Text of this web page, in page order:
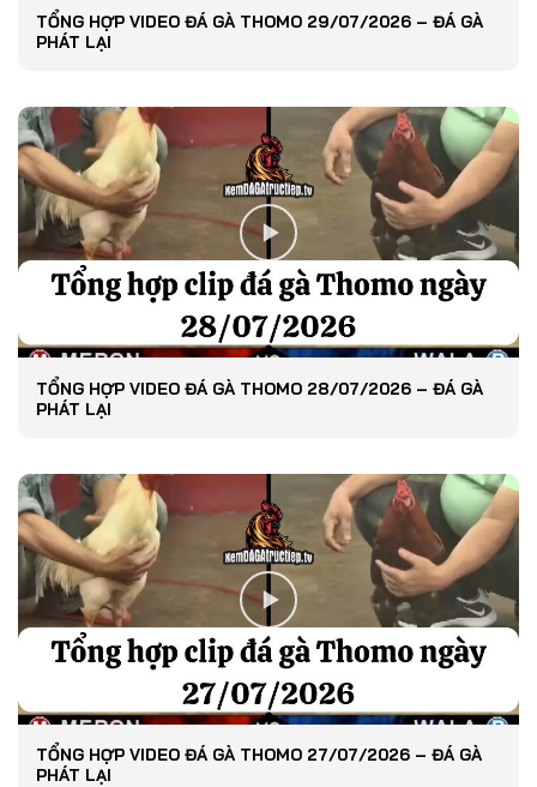
TỔNG HỢP VIDEO ĐÁ GÀ THOMO 29/07/2026 – ĐÁ GÀ
PHÁT LẠI
TỔNG HỢP VIDEO ĐÁ GÀ THOMO 28/07/2026 – ĐÁ GÀ
PHÁT LẠI
TỔNG HỢP VIDEO ĐÁ GÀ THOMO 27/07/2026 – ĐÁ GÀ
PHÁT LẠI